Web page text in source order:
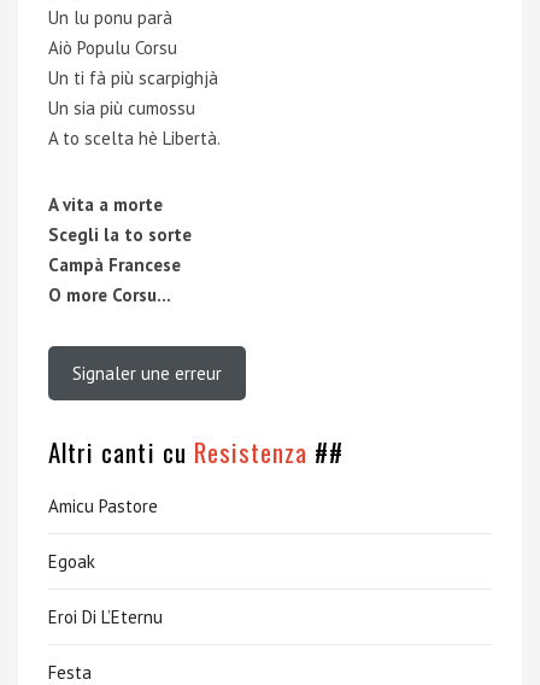
Un lu ponu parà
Aiò Populu Corsu
Un ti fà più scarpighjà
Un sia più cumossu
A to scelta hè Libertà.
A vita a morte
Scegli la to sorte
Campà Francese
O more Corsu…
Signaler une erreur
Altri canti cu Resistenza ##
Amicu Pastore
Egoak
Eroi Di L’Eternu
Festa